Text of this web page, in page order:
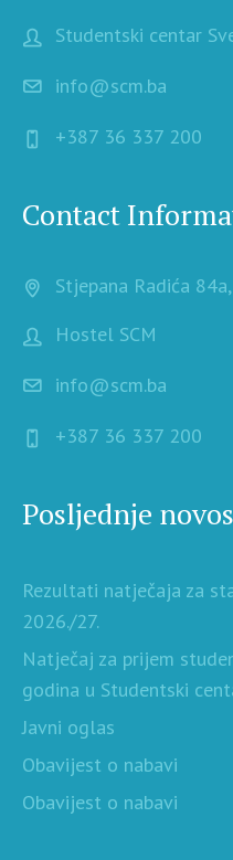
Studentski centar
info@scm.ba
+387 36 337 200
Contact
Stjepana Radića
Hostel SCM
info@scm.ba
+387 36 337 200
Posljednje
Rezultati natječaja za
2026./27.
Natječaj za prijem
godina u Studentski
Javni oglas
Obavijest o nabavi
Obavijest o nabavi